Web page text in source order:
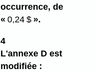
occurrence, de
«0,24 $ ».
4
L'annexe D est
modifiée :